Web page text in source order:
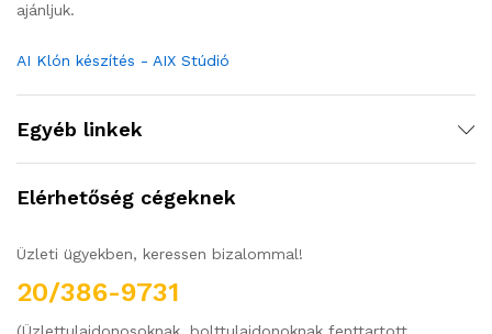
ajánljuk.
AI Klón készítés - AIX Stúdió
Egyéb linkek
Elérhetőség cégeknek
Üzleti ügyekben, keressen bizalommal!
20/386-9731